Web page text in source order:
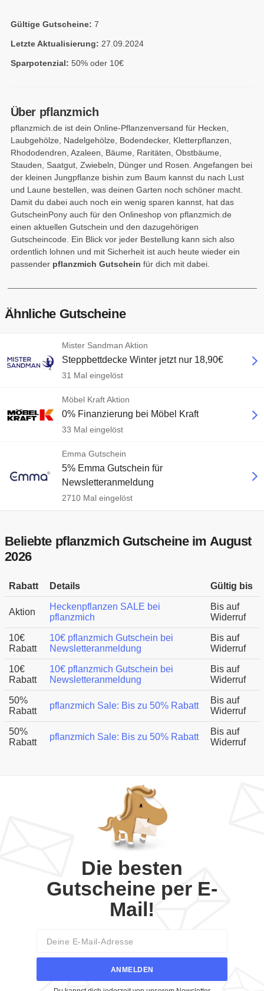
Gültige Gutscheine: 7
Letzte Aktualisierung: 27.09.2024
Sparpotenzial: 50% oder 10€
Über pflanzmich
pflanzmich.de ist dein Online-Pflanzenversand für Hecken,
Laubgehölze, Nadelgehölze, Bodendecker, Kletterpflanzen,
Rhododendren, Azaleen, Bäume, Raritäten, Obstbäume,
Stauden, Saatgut, Zwiebeln, Dünger und Rosen. Angefangen bei
der kleinen Jungpflanze bishin zum Baum kannst du nach Lust
und Laune bestellen, was deinen Garten noch schöner macht.
Damit du dabei auch noch ein wenig sparen kannst, hat das
GutscheinPony auch für den Onlineshop von pflanzmich.de
einen aktuellen Gutschein und den dazugehörigen
Gutscheincode. Ein Blick vor jeder Bestellung kann sich also
ordentlich lohnen und mit Sicherheit ist auch heute wieder ein
passender pflanzmich Gutschein für dich mit dabei.
Ähnliche Gutscheine
Mister Sandman Aktion
Steppbettdecke Winter jetzt nur 18,90€
31 Mal eingelöst
Möbel Kraft Aktion
0% Finanzierung bei Möbel Kraft
33 Mal eingelöst
Emma Gutschein
5% Emma Gutschein für
Newsletteranmeldung
2710 Mal eingelöst
Beliebte pflanzmich Gutscheine im August
2026
Rabatt Details Gültig bis
Aktion
Heckenpflanzen SALE bei
pflanzmich
Bis auf
Widerruf
10€
Rabatt
10€ pflanzmich Gutschein bei
Newsletteranmeldung
Bis auf
Widerruf
10€
Rabatt
10€ pflanzmich Gutschein bei
Newsletteranmeldung
Bis auf
Widerruf
50%
Rabatt
pflanzmich Sale: Bis zu 50% Rabatt
Bis auf
Widerruf
50%
Rabatt
pflanzmich Sale: Bis zu 50% Rabatt
Bis auf
Widerruf
Die besten
Gutscheine per E-
Mail!
ANMELDEN